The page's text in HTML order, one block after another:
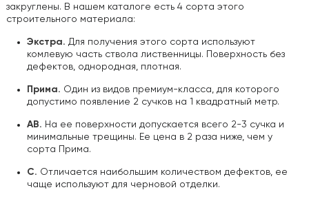
закруглены. В нашем каталоге есть 4 сорта этого
строительного материала:
Экстра. Для получения этого сорта используют
комлевую часть ствола лиственницы. Поверхность без
дефектов, однородная, плотная.
Прима. Один из видов премиум-класса, для которого
допустимо появление 2 сучков на 1 квадратный метр.
AB. На ее поверхности допускается всего 2-3 сучка и
минимальные трещины. Ее цена в 2 раза ниже, чем у
сорта Прима.
C. Отличается наибольшим количеством дефектов, ее
чаще используют для черновой отделки.